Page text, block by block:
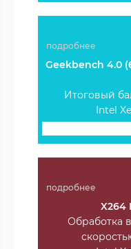
подробнее
Geekbench 4.0
Итоговый
Intel
подробнее
X264
Обработка